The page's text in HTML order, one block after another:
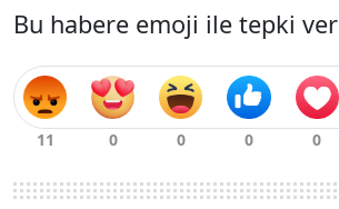
Bu habere emoji ile tepki ver